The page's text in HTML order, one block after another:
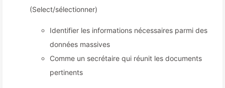
(Select/sélectionner)
Identifier les informations nécessaires parmi des
données massives
Comme un secrétaire qui réunit les documents
pertinents